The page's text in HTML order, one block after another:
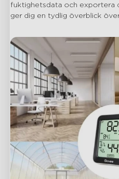
fuktighetsdata och exportera
ger dig en tydlig överblick